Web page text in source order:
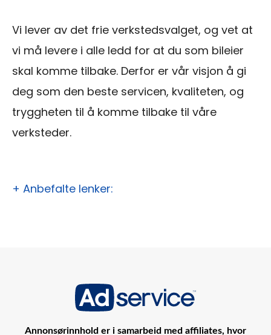
Vi lever av det frie verkstedsvalget, og vet at
vi må levere i alle ledd for at du som bileier
skal komme tilbake. Derfor er vår visjon å gi
deg som den beste servicen, kvaliteten, og
tryggheten til å komme tilbake til våre
verksteder.
+ Anbefalte lenker:
Annonsørinnhold er i samarbeid med affiliates, hvor